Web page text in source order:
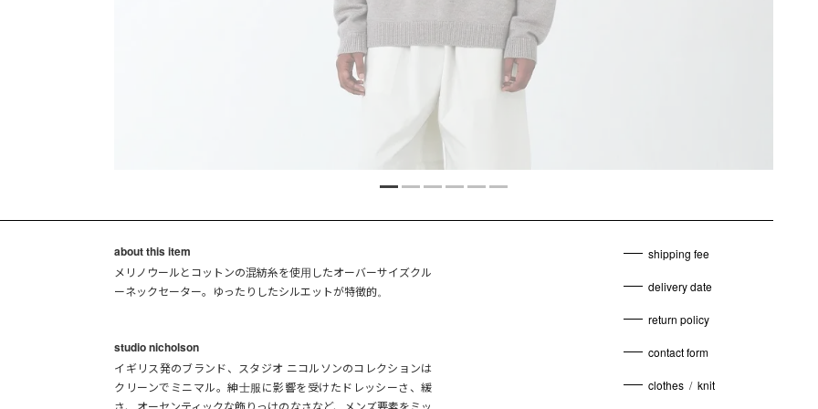
about this item
メリノウールとコットンの混紡糸を使用したオーバーサイズクル
ーネックセーター。ゆったりしたシルエットが特徴的。
studio nicholson
イギリス発のブランド、スタジオ ニコルソンのコレクションは
クリーンでミニマル。紳士服に影響を受けたドレッシーさ、緩
shipping fee
delivery date
return policy
contact form
clothes / knit